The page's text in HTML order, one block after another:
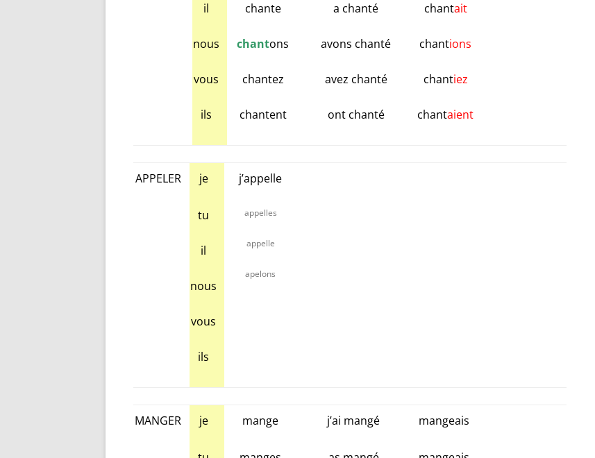
il
nous
vous
ils
chante
chantons
chantez
chantent
a chanté
avons chanté
avez chanté
ont chanté
chantait
chantions
chantiez
chantaient
APPELER je
tu
il
nous
vous
ils
j’appelle
appelles
appelle
apelons
MANGER je mange j’ai mangé mangeais